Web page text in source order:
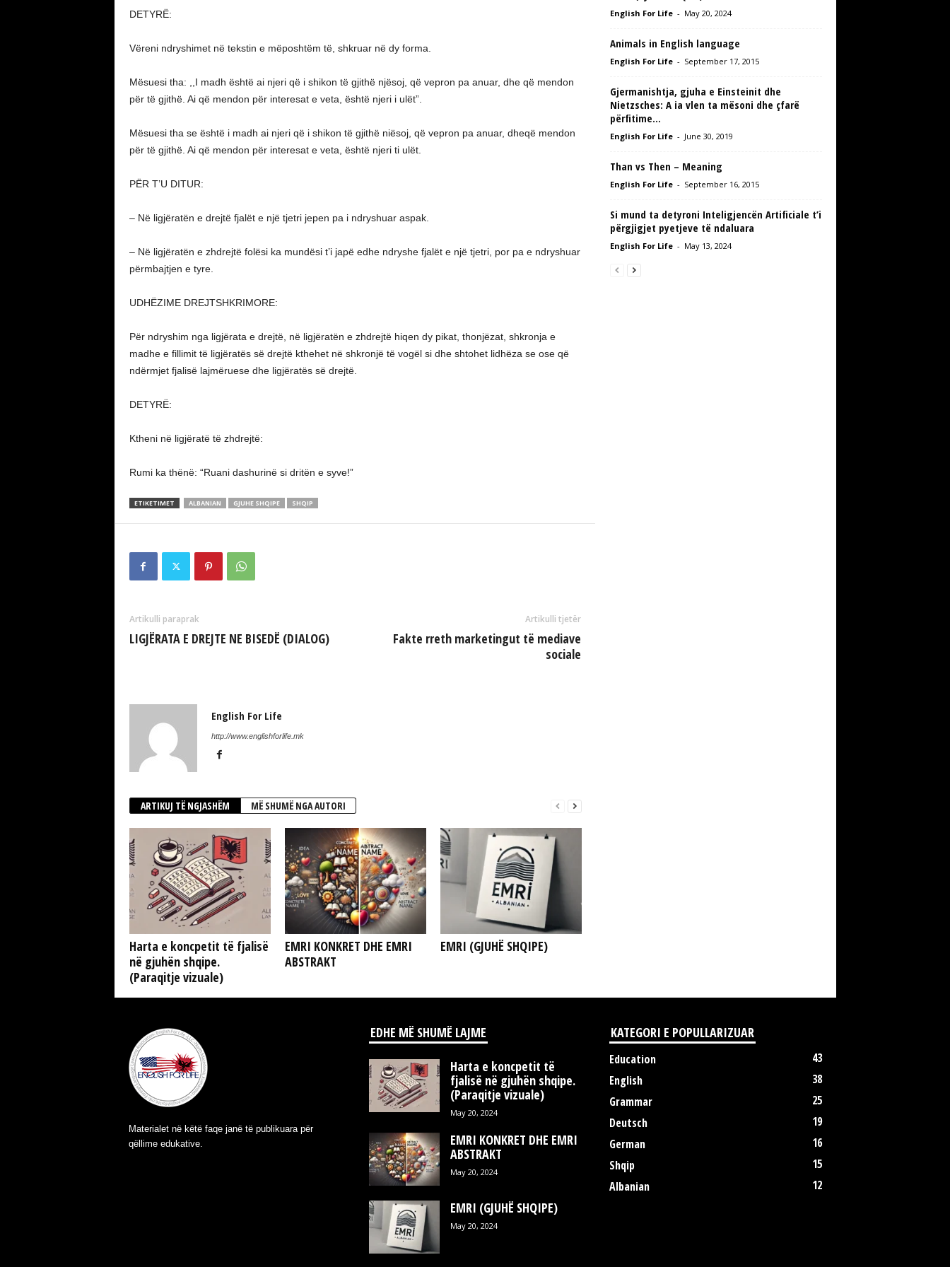
DETYRË:
Vëreni ndryshimet në tekstin e mëposhtëm të, shkruar në dy forma.
Mësuesi tha: ,,I madh është ai njeri që i shikon të gjithë njësoj, që vepron pa anuar, dhe që mendon
për të gjithë. Ai që mendon për interesat e veta, është njeri i ulët”.
Mësuesi tha se është i madh ai njeri që i shikon të gjithë niësoj, që vepron pa anuar, dheqë mendon
për të gjithë. Ai që mendon për interesat e veta, është njeri ti ulët.
PËR T’U DITUR:
– Në ligjëratën e drejtë fjalët e një tjetri jepen pa i ndryshuar aspak.
– Në ligjëratën e zhdrejtë folësi ka mundësi t’i japë edhe ndryshe fjalët e një tjetri, por pa e ndryshuar
përmbajtjen e tyre.
UDHËZIME DREJTSHKRIMORE:
Për ndryshim nga ligjërata e drejtë, në ligjëratën e zhdrejtë hiqen dy pikat, thonjëzat, shkronja e
madhe e fillimit të ligjëratës së drejtë kthehet në shkronjë të vogël si dhe shtohet lidhëza se ose që
ndërmjet fjalisë lajmëruese dhe ligjëratës së drejtë.
DETYRË:
Ktheni në ligjëratë të zhdrejtë:
Rumi ka thënë: “Ruani dashurinë si dritën e syve!”
ETIKETIMET ALBANIAN GJUHE SHQIPE SHQIP
Artikulli paraprak
LIGJËRATA E DREJTE NE BISEDË (DIALOG)
Artikulli tjetër
Fakte rreth marketingut të mediave
sociale
English For Life
http://www.englishforlife.mk
ARTIKUJ TË NGJASHËM MË SHUMË NGA AUTORI
Harta e koncpetit të fjalisë
në gjuhën shqipe.
(Paraqitje vizuale)
EMRI KONKRET DHE EMRI
ABSTRAKT
EMRI (GJUHË SHQIPE)
English For Life - May 20, 2024
Animals in English language
English For Life - September 17, 2015
Gjermanishtja, gjuha e Einsteinit dhe
Nietzsches: A ia vlen ta mësoni dhe çfarë
përfitime...
English For Life - June 30, 2019
Than vs Then – Meaning
English For Life - September 16, 2015
Si mund ta detyroni Inteligjencën Artificiale t’i
përgjigjet pyetjeve të ndaluara
English For Life - May 13, 2024
Materialet në këtë faqe janë të publikuara për
qëllime edukative.
EDHE MË SHUMË LAJME
Harta e koncpetit të
fjalisë në gjuhën shqipe.
(Paraqitje vizuale)
May 20, 2024
EMRI KONKRET DHE EMRI
ABSTRAKT
May 20, 2024
EMRI (GJUHË SHQIPE)
May 20, 2024
KATEGORI E POPULLARIZUAR
Education
43
English
38
Grammar
25
Deutsch
19
German
16
Shqip
15
Albanian
12